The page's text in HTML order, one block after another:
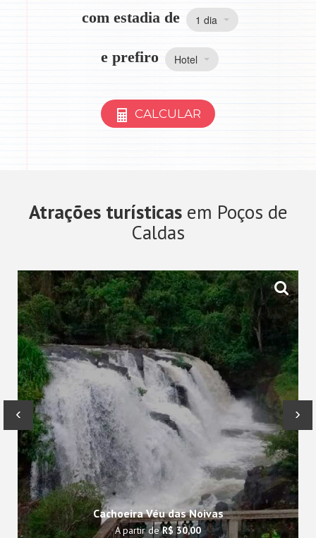
com estadia de 1 dia
e prefiro Hotel
CALCULAR
Atrações turísticasem Poços de
Caldas
Cachoeira Véu das Noivas
A partir deR$ 30,00
‹ ›